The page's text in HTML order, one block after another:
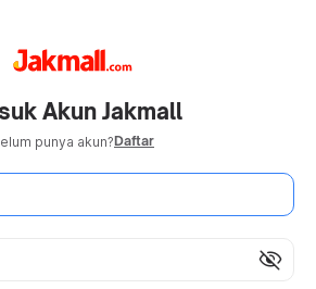
Akun Jakmall
punya akun?Daftar
visibility_off